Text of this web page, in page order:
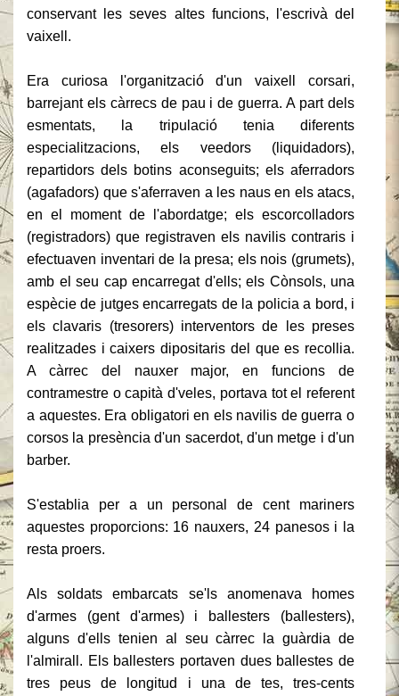
conservant les seves altes funcions,
l'escrivà del
vaixell.
Era curiosa l'organització d'un vaixell corsari,
barrejant els càrrecs de pau i de guerra.A part dels
esmentats, la tripulació tenia diferents
especialitzacions, els veedors (liquidadors),
repartidors dels botins aconseguits; els aferradors
(agafadors) que s'aferraven a les naus en els atacs,
en el moment de l'abordatge; els escorcolladors
(registradors) que registraven els navilis contraris i
efectuaven inventari de la presa; els nois (grumets),
amb el seu cap encarregat d'ells; els Cònsols, una
espècie de jutges encarregats de la policia a bord, i
els clavaris (tresorers) interventors de les preses
realitzades i caixers dipositaris del que es recollia.
A càrrec del nauxer major, en funcions de
contramestre o capità d'veles, portava tot el referent
a aquestes. Era obligatori en els navilis de guerra o
corsos la presència d'un sacerdot, d'un metge i d'un
barber.
S'establia per a un personal de cent mariners
aquestes proporcions: 16 nauxers, 24 panesos i la
resta proers.
Als soldats embarcats se'ls anomenava homes
d'armes (gent d'armes) i ballesters (ballesters),
alguns d'ells tenien al seu càrrec la guàrdia de
l'almirall. Els ballesters portaven dues ballestes de
tres peus de longitud i una de tes, tres-cents